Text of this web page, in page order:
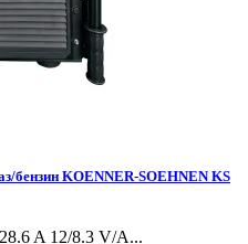
бензин KOENNER-SOEHNEN KS
A 12/8.3 V/А...